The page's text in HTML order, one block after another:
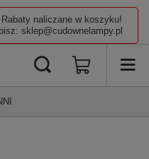
Rabaty naliczane w koszyku!
sklep@cudownelampy.pl